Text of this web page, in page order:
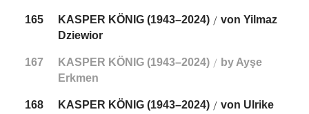
165 KASPER KÖNIG (1943–2024)/ von Yilmaz
Dziewior
167 KASPER KÖNIG (1943–2024)/ by Ayşe
Erkmen
168 KASPER KÖNIG (1943–2024)/ von Ulrike